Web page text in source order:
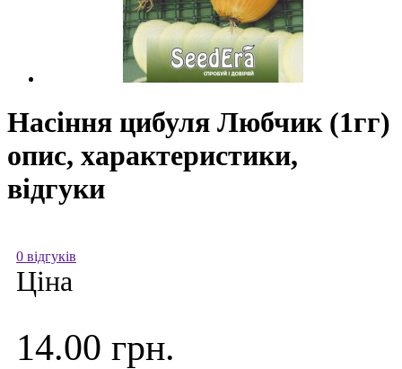
Насіння цибуля Любчик (1гг)
опис, характеристики,
відгуки
0 відгуків
Ціна
14.00 грн.